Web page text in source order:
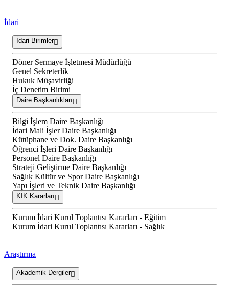
İdari
İdari Birimler
Döner Sermaye İşletmesi Müdürlüğü
Genel Sekreterlik
Hukuk Müşavirliği
İç Denetim Birimi
Daire Başkanlıkları
Bilgi İşlem Daire Başkanlığı
İdari Mali İşler Daire Başkanlığı
Kütüphane ve Dok. Daire Başkanlığı
Öğrenci İşleri Daire Başkanlığı
Personel Daire Başkanlığı
Strateji Geliştirme Daire Başkanlığı
Sağlık Kültür ve Spor Daire Başkanlığı
Yapı İşleri ve Teknik Daire Başkanlığı
KİK Kararları
Kurum İdari Kurul Toplantısı Kararları - Eğitim
Kurum İdari Kurul Toplantısı Kararları - Sağlık
Araştırma
Akademik Dergiler